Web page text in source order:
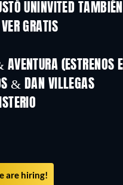
UNINVITED
GRATIS
(ESTRENOS
& DAN VILLEGAS
are hiring!